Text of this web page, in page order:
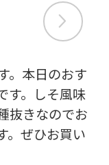
。本日のおす
す。しそ風味
抜きなのでお
。ぜひお買い